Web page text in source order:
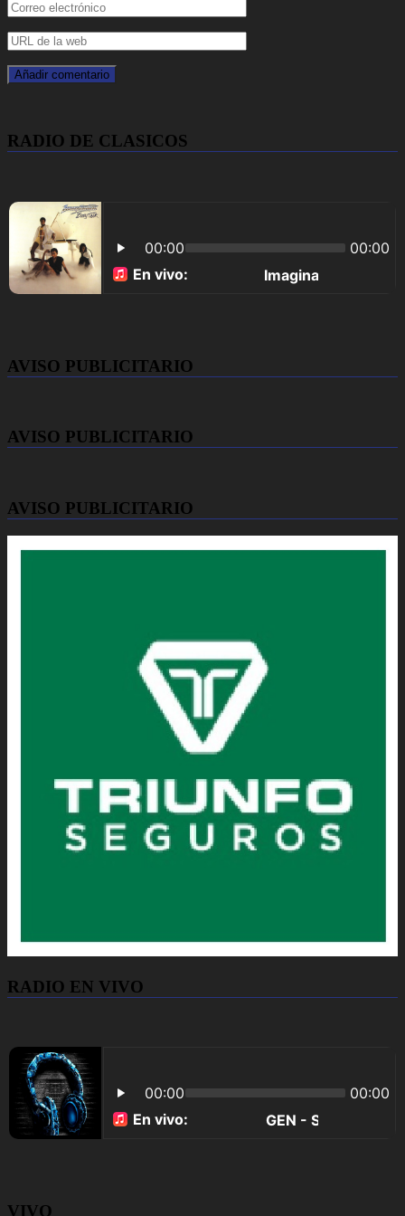
RADIO DE CLASICOS
AVISO PUBLICITARIO
AVISO PUBLICITARIO
AVISO PUBLICITARIO
RADIO EN VIVO
VIVO